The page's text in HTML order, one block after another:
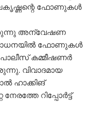
ഫോണുകൾ
അന്വേഷണ
ഫോണുകൾ
പോലീസ് കമ്മീഷണർ
​വിവാദമായ
ഹാക്കിങ്
നേരത്തേ റിപ്പോർട്ട്